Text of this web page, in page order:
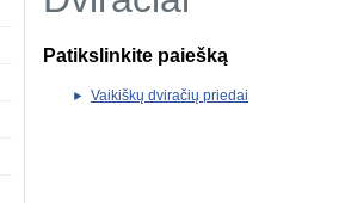
Patikslinkite paiešką
Vaikiškų dviračių priedai